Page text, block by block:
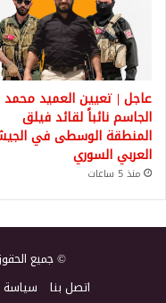
عاجل | تعيين العميد محمد
الجاسم نائباً لقائد فيلق
المنطقة الوسطى في
العربي السوري
منذ 5 ساعات
© جميع
اتصل بنا